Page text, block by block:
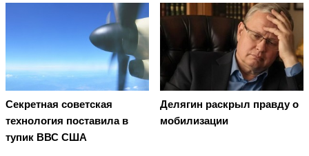
Секретная советская
технология поставила в
тупик ВВС США
Делягин раскрыл правду о
мобилизации